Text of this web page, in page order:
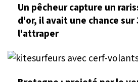
Un pêcheur capture un
d'or, il avait une chance sur
l'attraper